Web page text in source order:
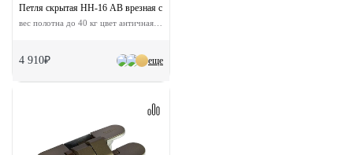
еще
Петля скрытая HH-16 AB врезная с 3D-регулировкой
4 910₽